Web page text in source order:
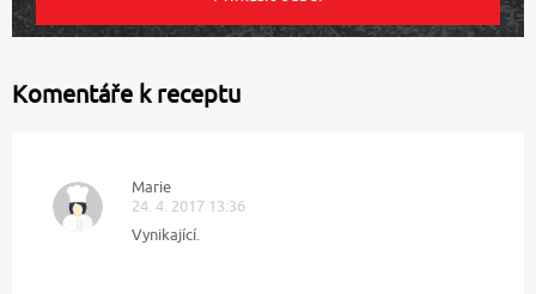
Komentáře k receptu
Marie
24. 4. 2017 13:36
Vynikající.